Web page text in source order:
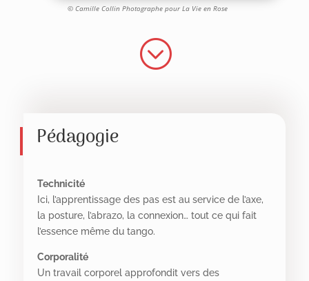
© Camille Collin Photographe pour La Vie en Rose
;
Pédagogie
Technicité
Ici, l’apprentissage des pas est au service de l’axe,
la posture, l’abrazo, la connexion… tout ce qui fait
l’essence même du tango.
Corporalité
Un travail corporel approfondit vers des